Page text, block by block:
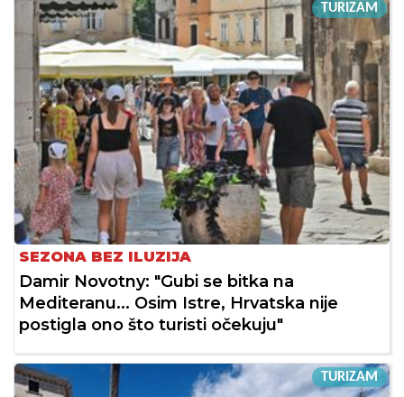
TURIZAM
SEZONA BEZ ILUZIJA
Damir Novotny: "Gubi se bitka na
Mediteranu... Osim Istre, Hrvatska nije
postigla ono što turisti očekuju"
TURIZAM